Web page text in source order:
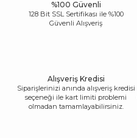
%100 Güvenli
128 Bit SSL Sertifikası ile %100
Güvenli Alışveriş
Alışveriş Kredisi
Siparişlerinizi anında alışveriş kredisi
seçeneği ile kart limiti problemi
olmadan tamamlayabilirsiniz.